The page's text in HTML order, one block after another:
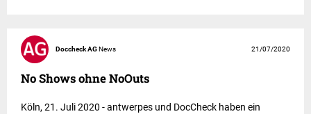
Doccheck AGNews 21/07/2020
No Shows ohne NoOuts
Köln, 21. Juli 2020 - antwerpes und DocCheck haben ein